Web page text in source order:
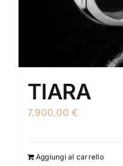
TIARA
7.900,00€
Aggiungi al carrello